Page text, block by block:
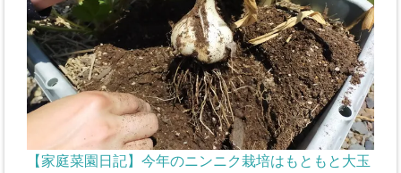
【家庭菜園日記】今年のニンニク栽培はもともと大玉